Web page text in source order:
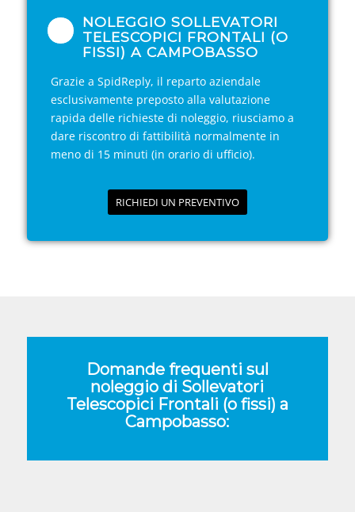
NOLEGGIO SOLLEVATORI
TELESCOPICI FRONTALI (O
FISSI) A CAMPOBASSO
Grazie a SpidReply, il reparto aziendale
esclusivamente preposto alla valutazione
rapida delle richieste di noleggio, riusciamo a
dare riscontro di fattibilità normalmente in
meno di 15 minuti (in orario di ufficio).
RICHIEDI UN PREVENTIVO
Domande frequenti sul
noleggio di Sollevatori
Telescopici Frontali (o fissi) a
Campobasso: